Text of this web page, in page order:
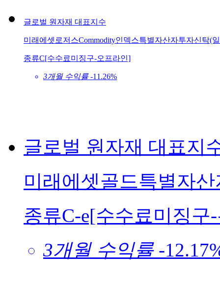
글로벌 원자재 대표지수
미래에셋로저스Commodity인덱스특별자산자투자신탁(
종류C[수수료미징구-오프라인]
3개월 수익률 -11.26%
글로벌 원자재 대표지
미래에셋골드특별자
종류C-e[수수료미징구
3개월 수익률 -